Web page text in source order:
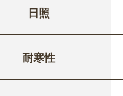
日照
耐寒性